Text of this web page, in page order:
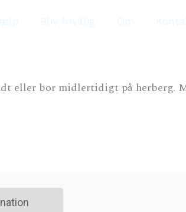
Bliv frivillig Om
eller bor midlertidigt på herberg.